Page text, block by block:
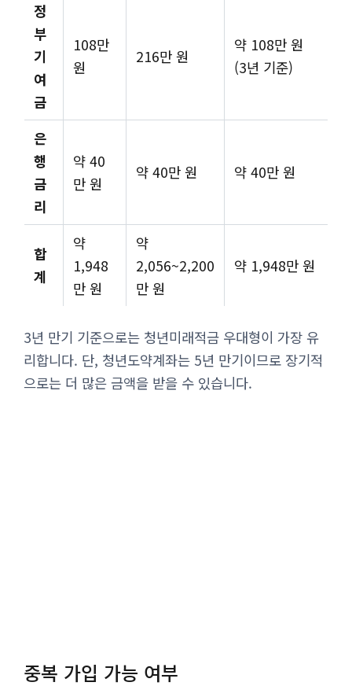
정
부
기
여
금
108만
원
216만 원
약 108만 원
(3년 기준)
은
행
금
리
약 40
만 원
약 40만 원 약 40만 원
합
계
약
1,948
만 원
약
2,056~2,200
만 원
약 1,948만 원
3년 만기 기준으로는 청년미래적금 우대형이 가장 유
리합니다. 단, 청년도약계좌는 5년 만기이므로 장기적
으로는 더 많은 금액을 받을 수 있습니다.
중복 가입 가능 여부